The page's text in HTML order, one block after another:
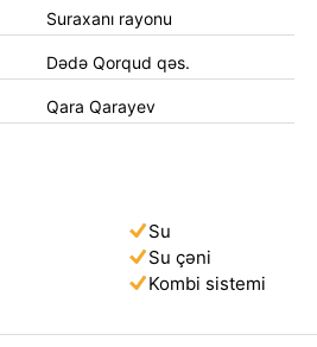
Suraxanı rayonu
Dədə Qorqud qəs.
Qara Qarayev
Su
Su çəni
Kombi sistemi